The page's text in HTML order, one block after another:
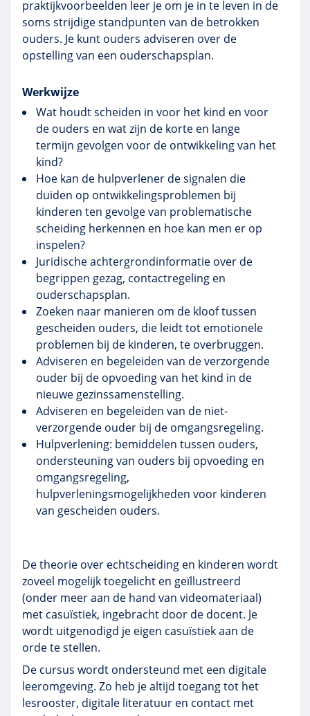
praktijkvoorbeelden leer je om je in te leven in de
soms strijdige standpunten van de betrokken
ouders. Je kunt ouders adviseren over de
opstelling van een ouderschapsplan.
Werkwijze
Wat houdt scheiden in voor het kind en voor
de ouders en wat zijn de korte en lange
termijn gevolgen voor de ontwikkeling van het
kind?
Hoe kan de hulpverlener de signalen die
duiden op ontwikkelingsproblemen bij
kinderen ten gevolge van problematische
scheiding herkennen en hoe kan men er op
inspelen?
Juridische achtergrondinformatie over de
begrippen gezag, contactregeling en
ouderschapsplan.
Zoeken naar manieren om de kloof tussen
gescheiden ouders, die leidt tot emotionele
problemen bij de kinderen, te overbruggen.
Adviseren en begeleiden van de verzorgende
ouder bij de opvoeding van het kind in de
nieuwe gezinssamenstelling.
Adviseren en begeleiden van de niet-
verzorgende ouder bij de omgangsregeling.
Hulpverlening: bemiddelen tussen ouders,
ondersteuning van ouders bij opvoeding en
omgangsregeling,
hulpverleningsmogelijkheden voor kinderen
van gescheiden ouders.
De theorie over echtscheiding en kinderen wordt
zoveel mogelijk toegelicht en geïllustreerd
(onder meer aan de hand van videomateriaal)
met casuïstiek, ingebracht door de docent. Je
wordt uitgenodigd je eigen casuïstiek aan de
orde te stellen.
De cursus wordt ondersteund met een digitale
leeromgeving. Zo heb je altijd toegang tot het
lesrooster, digitale literatuur en contact met